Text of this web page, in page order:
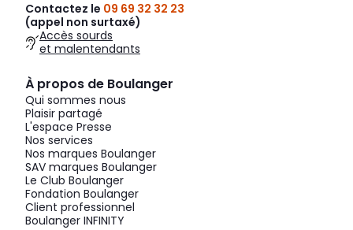
Contactez le 09 69 32 32 23
(appel non surtaxé)
Accès sourds
et malentendants
À propos de Boulanger
Qui sommes nous
Plaisir partagé
L'espace Presse
Nos services
Nos marques Boulanger
SAV marques Boulanger
Le Club Boulanger
Fondation Boulanger
Client professionnel
Boulanger INFINITY